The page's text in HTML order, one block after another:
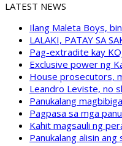
LATEST NEWS
Ilang Maleta Boys,
LALAKI, PATAY SA
Pag-extradite kay
Exclusive power ng
House prosecutors,
Leandro Leviste, no
Panukalang
Pagpasa sa mga
Kahit magsauli ng
Panukalang alisin